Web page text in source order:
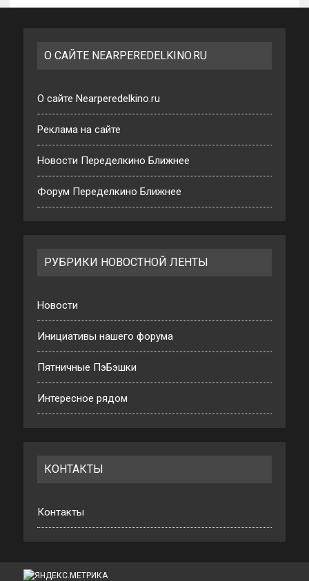
О САЙТЕ NEARPEREDELKINO.RU
О сайте Nearperedelkino.ru
Реклама на сайте
Новости Переделкино Ближнее
Форум Переделкино Ближнее
РУБРИКИ НОВОСТНОЙ ЛЕНТЫ
Новости
Инициативы нашего форума
Пятничные ПэБэшки
Интересное рядом
КОНТАКТЫ
Контакты